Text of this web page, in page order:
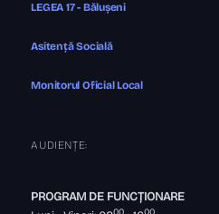
LEGEA 17 - Bălușeni
Asitență Socială
Monitorul Oficial Local
AUDIENȚE:
PROGRAM DE FUNCȚIONARE